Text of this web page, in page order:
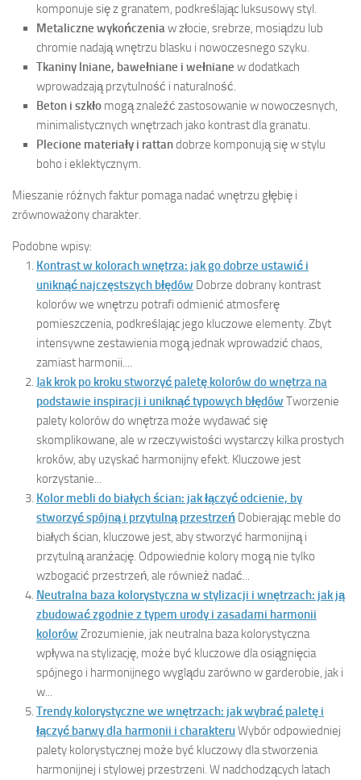
komponuje się z granatem, podkreślając luksusowy styl.
Metaliczne wykończeniaw złocie, srebrze, mosiądzu lub
chromie nadają wnętrzu blasku i nowoczesnego szyku.
Tkaniny lniane, bawełniane i wełniane w dodatkach
wprowadzają przytulność i naturalność.
Beton i szkło mogą znaleźć zastosowanie w nowoczesnych,
minimalistycznych wnętrzach jako kontrast dla granatu.
Plecione materiały i rattandobrze komponują się w stylu
boho i eklektycznym.
Mieszanie różnych faktur pomaga nadać wnętrzu głębię i
zrównoważony charakter.
Podobne wpisy:
Kontrast w kolorach wnętrza: jak go dobrze ustawić i
uniknąć najczęstszych błędów Dobrze dobrany kontrast
kolorów we wnętrzu potrafi odmienić atmosferę
pomieszczenia, podkreślając jego kluczowe elementy. Zbyt
intensywne zestawienia mogą jednak wprowadzić chaos,
zamiast harmonii....
Jak krok po kroku stworzyć paletę kolorów do wnętrza na
podstawie inspiracji i uniknąć typowych błędów Tworzenie
palety kolorów do wnętrza może wydawać się
skomplikowane, ale w rzeczywistości wystarczy kilka prostych
kroków, aby uzyskać harmonijny efekt. Kluczowe jest
korzystanie...
Kolor mebli do białych ścian: jak łączyć odcienie, by
stworzyć spójną i przytulną przestrzeń Dobierając meble do
białych ścian, kluczowe jest, aby stworzyć harmonijną i
przytulną aranżację. Odpowiednie kolory mogą nie tylko
wzbogacić przestrzeń, ale również nadać...
Neutralna baza kolorystyczna w stylizacji i wnętrzach: jak ją
zbudować zgodnie z typem urody i zasadami harmonii
kolorów Zrozumienie, jak neutralna baza kolorystyczna
wpływa na stylizację, może być kluczowe dla osiągnięcia
spójnego i harmonijnego wyglądu zarówno w garderobie, jak i
w...
Trendy kolorystyczne we wnętrzach: jak wybrać paletę i
łączyć barwy dla harmonii i charakteruWybór odpowiedniej
palety kolorystycznej może być kluczowy dla stworzenia
harmonijnej i stylowej przestrzeni. W nadchodzących latach